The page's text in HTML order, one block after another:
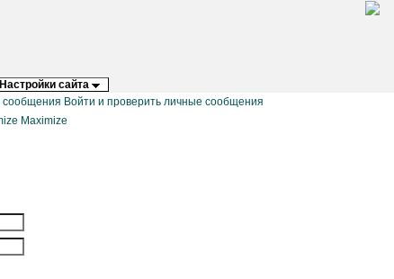
Настройки сайта
Войти и проверить личные сообщения
Maximize